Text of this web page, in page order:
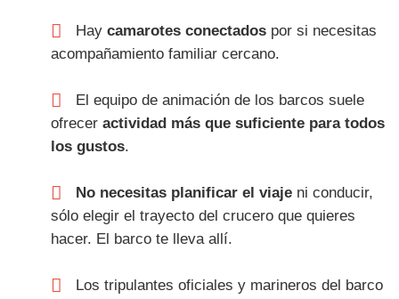
Hay camarotes conectadospor si necesitas
acompañamiento familiar cercano.
El equipo de animación de los barcos suele
ofrecer actividad más que suficiente para todos
los gustos.
No necesitas planificar el viajeni conducir,
sólo elegir el trayecto del crucero que quieres
hacer. El barco te lleva allí.
Los tripulantes oficiales y marineros del barco